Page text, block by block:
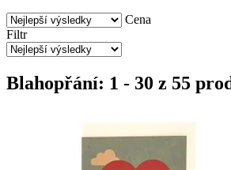
Cena
Filtr
Blahopřání: 1 - 30 z 55